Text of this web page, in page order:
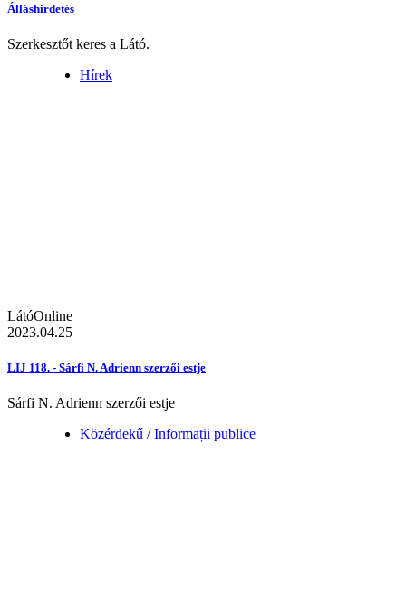
Álláshirdetés
Szerkesztőt keres a Látó.
Hírek
LátóOnline
2023.04.25
LIJ 118. - Sárfi N. Adrienn szerzői estje
Sárfi N. Adrienn szerzői estje
Közérdekű / Informații publice